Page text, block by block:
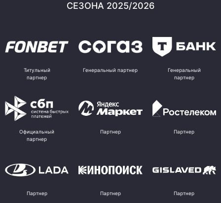
СЕЗОНА 2025/2026
Титульный
партнер
Генеральный партнер
Генеральный
партнер
Официальный
партнер
Партнер Партнер
Партнер Партнер Партнер